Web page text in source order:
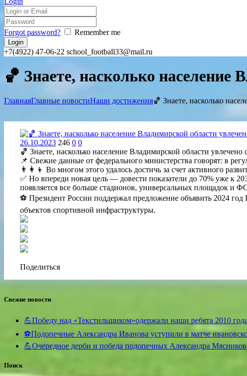
Forgot password? Remember me
+7(4922) 47-06-22 school_football33@mail.ru
🏀 Знаете, насколько
ГлавнаяГлавные новостиНаши достижения🏀 Знаете, насколько
26.10.2023 246 0 0
🏀 Знаете, насколько население Владимирской области увлечено
📌 Свежие данные от федерального министерства говорят: в
👨‍👩‍👦 Во многом этого удалось достичь за счет активного
✅ Но впереди новая цель — довести показатели до 70% уже к
появляется все больше стадионов, универсальных площадок и
⚽ Президент России поддержал предложение объявить 2024
объектов спортивной инфраструктуры.
Поделиться
Свежие новости
💪Победу над «Текстильщиком»одержали наши ребята 2010
⚽️Подопечные Александра Иванова уступили в матче
💪Очередное дерби и победа подопечных Александра
Поиск